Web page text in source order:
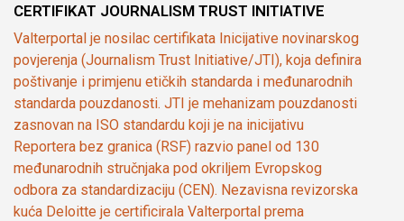
CERTIFIKAT JOURNALISM TRUST INITIATIVE
Valterportal je nosilac certifikata Inicijative novinarskog
povjerenja (Journalism Trust Initiative/JTI), koja definira
poštivanje i primjenu etičkih standarda i međunarodnih
standarda pouzdanosti. JTI je mehanizam pouzdanosti
zasnovan na ISO standardu koji je na inicijativu
Reportera bez granica (RSF) razvio panel od 130
međunarodnih stručnjaka pod okriljem Evropskog
odbora za standardizaciju (CEN). Nezavisna revizorska
kuća Deloitte je certificirala Valterportal prema